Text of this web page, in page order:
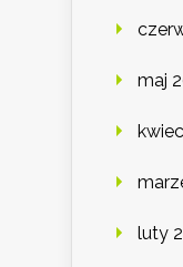
maj
luty